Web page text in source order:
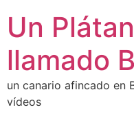
Un
llamado
un canario afincado en
vídeos